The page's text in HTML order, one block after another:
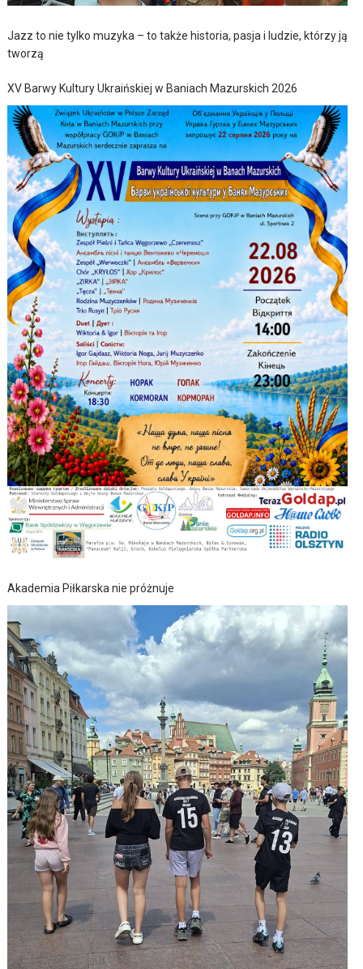
Jazz to nie tylko muzyka – to także historia, pasja i ludzie, którzy ją
tworzą
XV Barwy Kultury Ukraińskiej w Baniach Mazurskich 2026
Akademia Piłkarska nie próżnuje